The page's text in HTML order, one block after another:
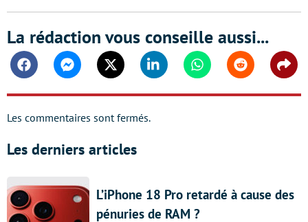
La rédaction vous conseille aussi...
FacebookMessengerTwitter Linkedin WhatsappReddit
Les commentaires sont fermés.
Les derniers articles
L’iPhone 18 Pro retardé à cause des
pénuries de RAM ?